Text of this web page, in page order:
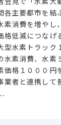
主要都市を結
素消費を増やし
低減につなげ
水素トラック
水素消費、水素
価格１０００円
業者と連携して